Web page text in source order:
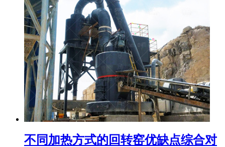
不同加热方式的回转窑优缺点综合对